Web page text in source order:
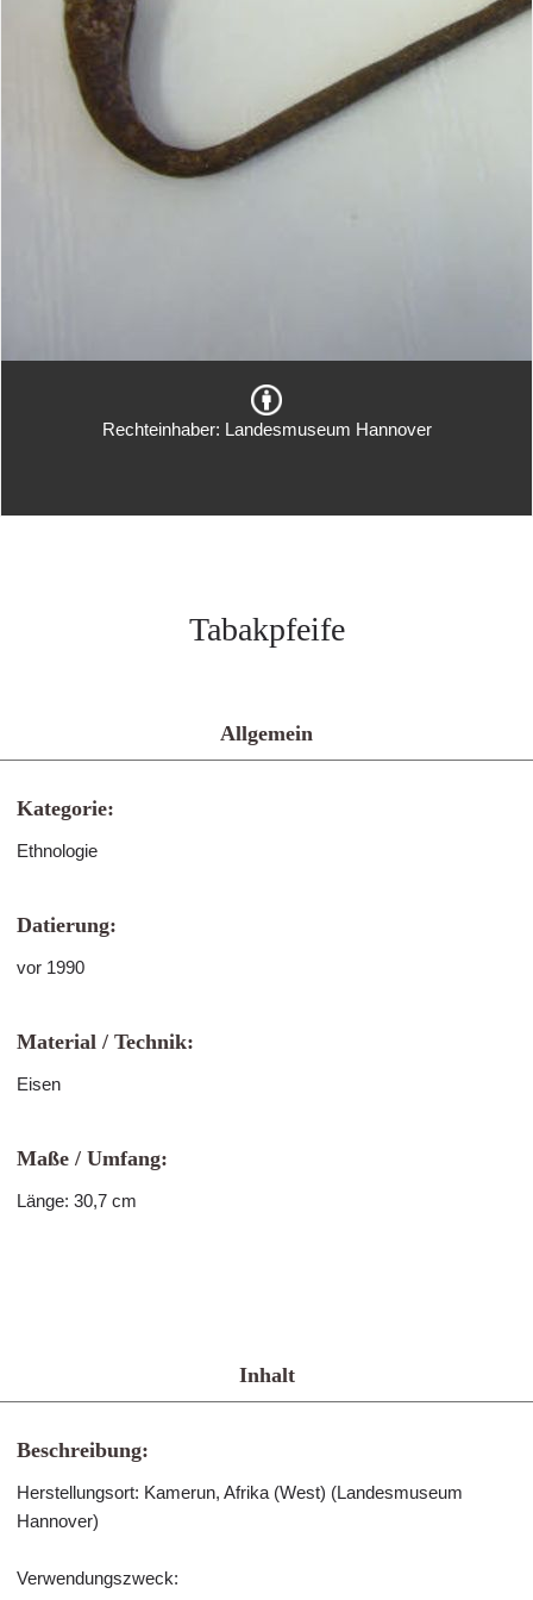
Rechteinhaber: Landesmuseum Hannover
Tabakpfeife
Allgemein
Kategorie:
Ethnologie
Datierung:
vor 1990
Material / Technik:
Eisen
Maße / Umfang:
Länge: 30,7 cm
Inhalt
Beschreibung:
Herstellungsort: Kamerun, Afrika (West) (Landesmuseum
Hannover)
Verwendungszweck: